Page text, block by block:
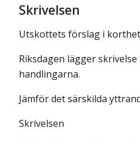
Skrivelsen
Utskottets förslag i korthet
Riksdagen lägger skrivelse
handlingarna.
Jämför det särskilda
Skrivelsen